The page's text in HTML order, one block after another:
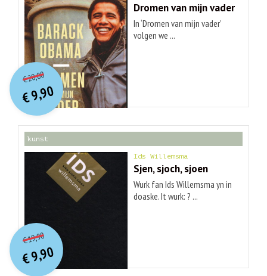
Dromen van mijn vader
In ‘Dromen van mijn vader’
volgen we ...
€20,00O
orspr
onkelijke
prijs
was:
€ 20,00.
€9,90
Huidige
prijs
is:
€ 9,90.
kunst
Ids Willemsma
Sjen, sjoch, sjoen
Wurk fan Ids Willemsma yn in
doaske. It wurk: ? ...
€19,90O
orspr
onkelijke
prijs
was:
€ 19,90.
€9,90
Huidige
prijs
is:
€ 9,90.